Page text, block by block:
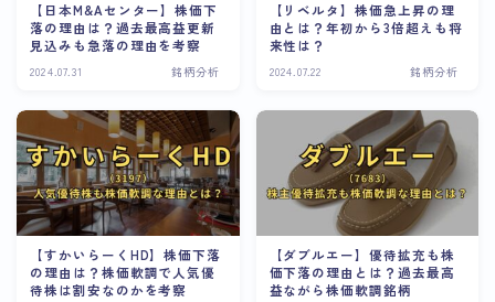
【日本M&Aセンター】株価下
落の理由は？過去最高益更新
見込みも急落の理由を考察
2024.07.31 銘柄分析
【リベルタ】株価急上昇の理
由とは？年初から3倍超えも将
来性は？
2024.07.22 銘柄分析
【すかいらーくHD】株価下落
の理由は？株価軟調で人気優
待株は割安なのかを考察
【ダブルエー】優待拡充も株
価下落の理由とは？過去最高
益ながら株価軟調銘柄